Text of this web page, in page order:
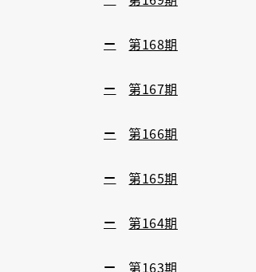
第168期
第167期
第166期
第165期
第164期
第163期